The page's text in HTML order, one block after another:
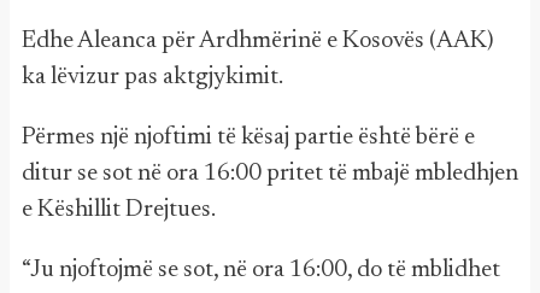
Edhe Aleanca për Ardhmërinë e Kosovës (AAK)
ka lëvizur pas aktgjykimit.
Përmes një njoftimi të kësaj partie është bërë e
ditur se sot në ora 16:00 pritet të mbajë mbledhjen
e Këshillit Drejtues.
“Ju njoftojmë se sot, në ora 16:00, do të mblidhet